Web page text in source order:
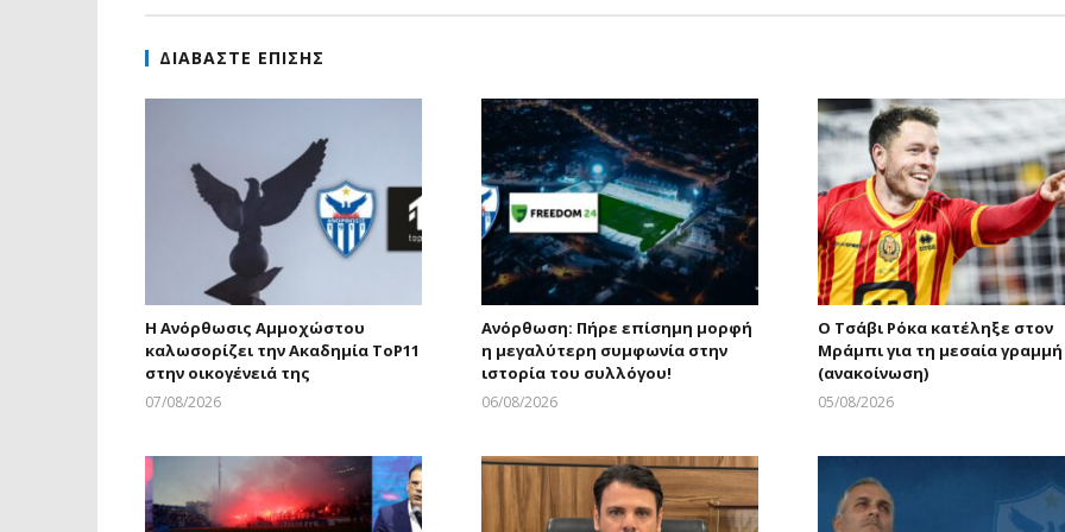
ΔΙΑΒΑΣΤΕ ΕΠΙΣΗΣ
Η Ανόρθωσις Αμμοχώστου
καλωσορίζει την Ακαδημία ToP11
στην οικογένειά της
07/08/2026
Ανόρθωση: Πήρε επίσημη μορφή
η μεγαλύτερη συμφωνία στην
ιστορία του συλλόγου!
06/08/2026
Ο Τσάβι Ρόκα κατέληξε στον
Μράμπι για τη μεσαία γραμμή
(ανακοίνωση)
05/08/2026